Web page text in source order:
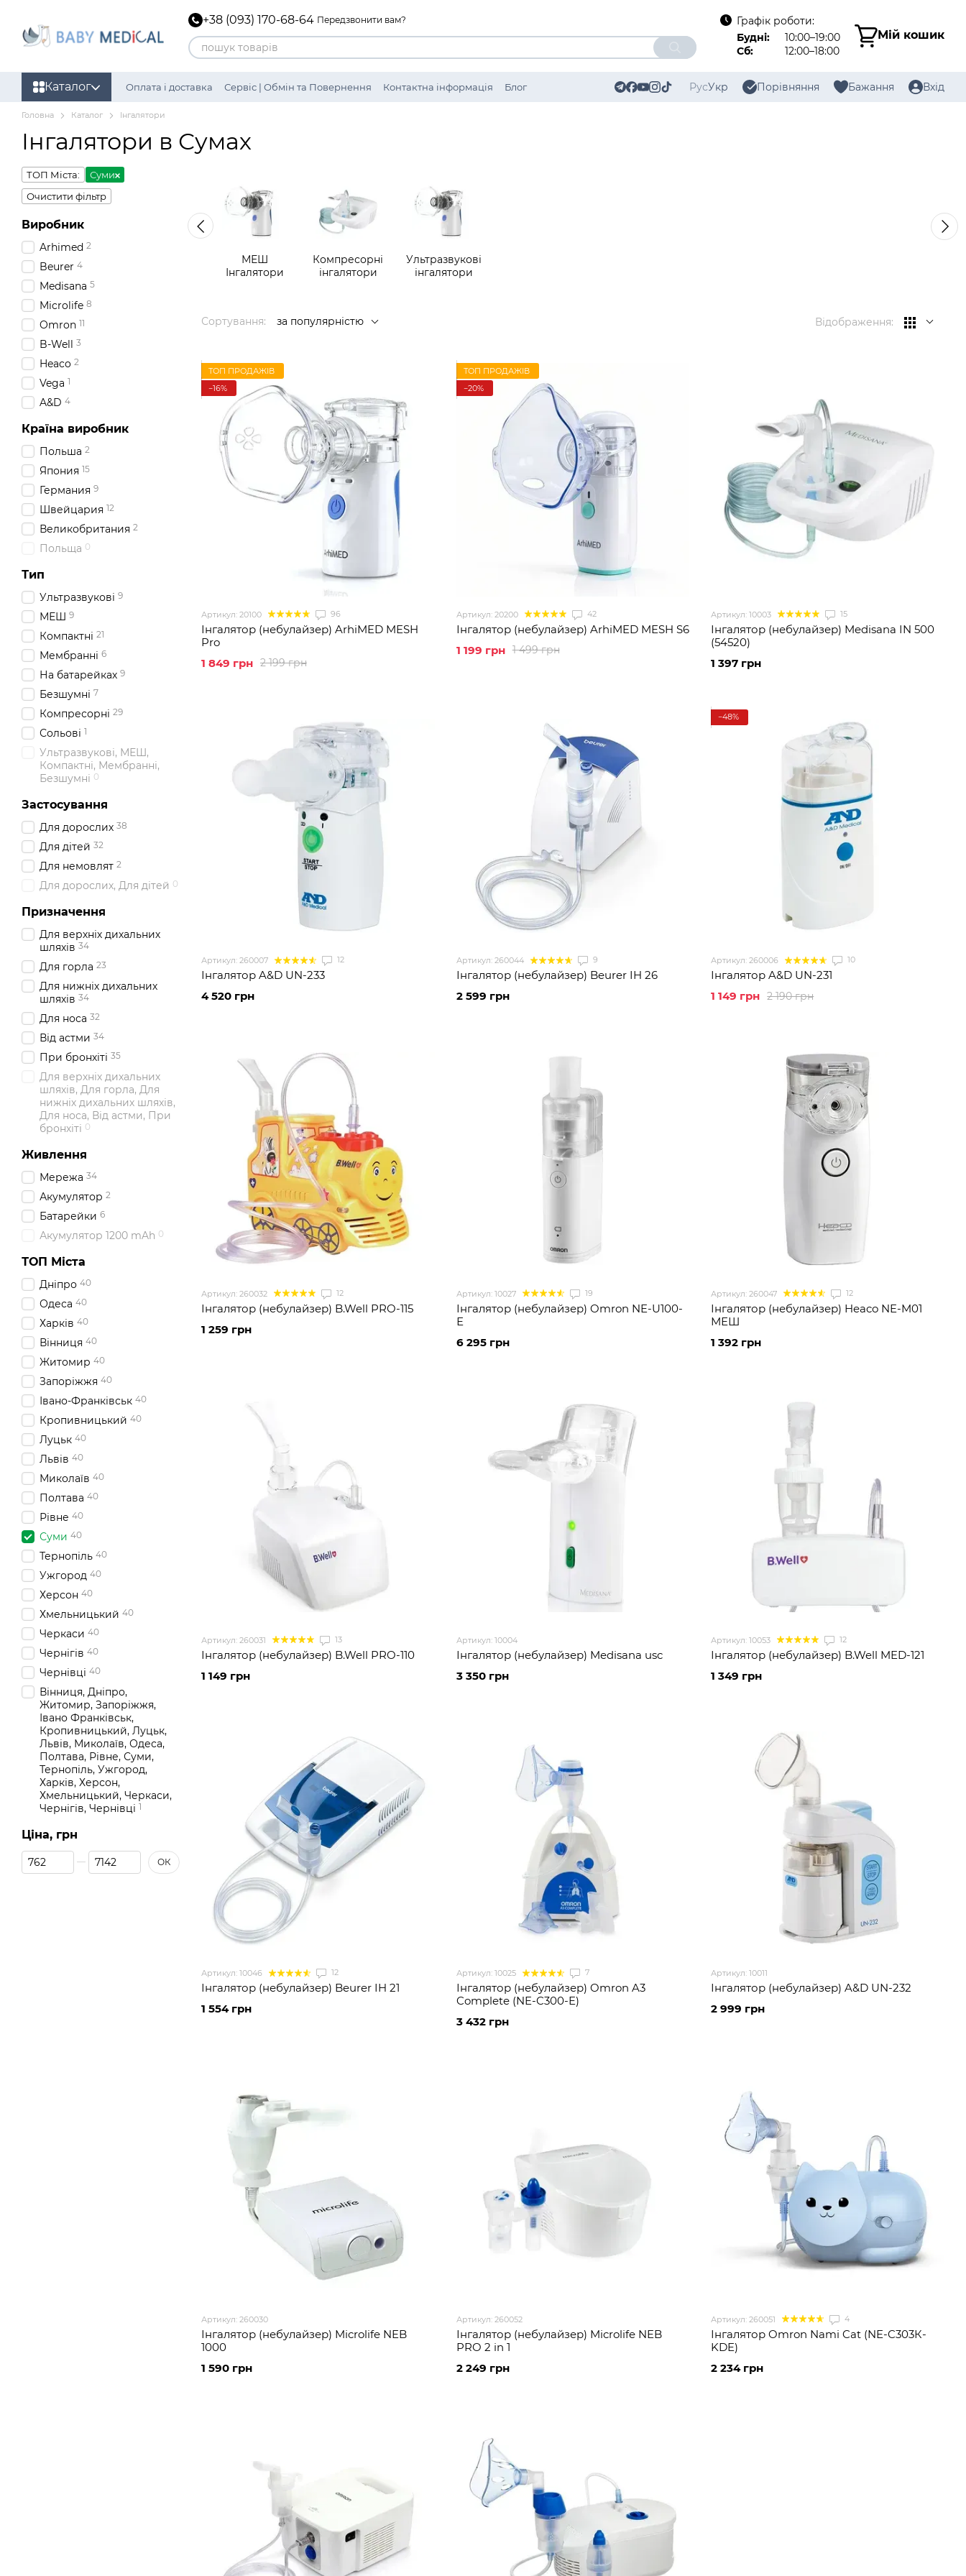
+38 (093) 170-68-64 Передзвонити вам?
Графік роботи:
Будні:
10:00–19:00
Сб:
12:00–18:00
Мій кошик
Каталог Оплата і доставка Сервіс | Обмін та Повернення Контактна інформація
Блог
РусУкр Порівняння Бажання Вхід
Головна Каталог Інгалятори
Інгалятори в Сумах
МЕШ
Інгалятори
Компресорні
інгалятори
Ультразвукові
інгалятори
Сортування: за популярністю Відображення:
ТОП ПРОДАЖІВ
−16%
Артикул: 20100 96
Інгалятор (небулайзер) ArhiMED MESH
Pro
2 199 грн
1 849 грн
ТОП ПРОДАЖІВ
−20%
Артикул: 20200 42
Інгалятор (небулайзер) ArhiMED MESH S6
1 499 грн
1 199 грн
Артикул: 10003 15
Інгалятор (небулайзер) Medisana IN 500
(54520)
1 397 грн
Артикул: 260007 12
Інгалятор A&D UN-233
4 520 грн
Артикул: 260044 9
Інгалятор (небулайзер) Beurer IH 26
2 599 грн
−48%
Артикул: 260006 10
Інгалятор A&D UN-231
2 190 грн
1 149 грн
Артикул: 260032 12
Інгалятор (небулайзер) B.Well PRO-115
1 259 грн
Артикул: 10027 19
Інгалятор (небулайзер) Omron NE-U100-
Е
6 295 грн
Артикул: 260047 12
Інгалятор (небулайзер) Heaco NE-M01
МЕШ
1 392 грн
Артикул: 260031 13
Інгалятор (небулайзер) B.Well PRO-110
1 149 грн
Артикул: 10004
Інгалятор (небулайзер) Medisana usc
3 350 грн
Артикул: 10053 12
Інгалятор (небулайзер) B.Well MED-121
1 349 грн
Артикул: 10046 12
Інгалятор (небулайзер) Beurer IH 21
1 554 грн
Артикул: 10025 7
Інгалятор (небулайзер) Omron A3
Complete (NE-C300-E)
3 432 грн
Артикул: 10011
Інгалятор (небулайзер) A&D UN-232
2 999 грн
Артикул: 260030
Інгалятор (небулайзер) Microlife NEB
1000
1 590 грн
Артикул: 260052
Інгалятор (небулайзер) Microlife NEB
PRO 2 in 1
2 249 грн
Артикул: 260051 4
Інгалятор Omron Nami Cat (NE-C303К-
KDE)
2 234 грн
ТОП Міста:
Суми
Очистити фільтр
Виробник
Arhimed 2
Beurer 4
Medisana 5
Microlife 8
Omron 11
B-Well 3
Heaco 2
Vega 1
A&D 4
Країна виробник
Польша 2
Япония 15
Германия 9
Швейцария 12
Великобритания 2
Польща 0
Тип
Ультразвукові 9
МЕШ 9
Компактні 21
Мембранні 6
На батарейках 9
Безшумні 7
Компресорні 29
Сольові 1
Ультразвукові, МЕШ,
Компактні, Мембранні,
Безшумні 0
Застосування
Для дорослих 38
Для дітей 32
Для немовлят 2
Для дорослих, Для дітей 0
Призначення
Для верхніх дихальних
шляхів 34
Для горла 23
Для нижніх дихальних
шляхів 34
Для носа 32
Від астми 34
При бронхіті 35
Для верхніх дихальних
шляхів, Для горла, Для
нижніх дихальних шляхів,
Для носа, Від астми, При
бронхіті 0
Живлення
Мережа 34
Акумулятор 2
Батарейки 6
Акумулятор 1200 mAh 0
ТОП Міста
Дніпро 40
Одеса 40
Харків 40
Вінниця 40
Житомир 40
Запоріжжя 40
Івано-Франківськ 40
Кропивницький 40
Луцьк 40
Львів 40
Миколаїв 40
Полтава 40
Рівне 40
Суми 40
Тернопіль 40
Ужгород 40
Херсон 40
Хмельницький 40
Черкаси 40
Чернігів 40
Чернівці 40
Вінниця, Дніпро,
Житомир, Запоріжжя,
Івано Франківськ,
Кропивницький, Луцьк,
Львів, Миколаїв, Одеса,
Полтава, Рівне, Суми,
Тернопіль, Ужгород,
Харків, Херсон,
Хмельницький, Черкаси,
Чернігів, Чернівці 1
Ціна, грн
Від Ціна, грн
До Ціна, грн ОК